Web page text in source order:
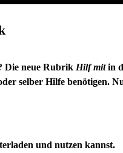
Die neue Rubrik Hilf mitin
selber Hilfe benötigen.
und nutzen kannst.